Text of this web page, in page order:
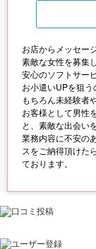
お店からメッセー
素敵な女性を募集
安心のソフトサー
お小遣いUPを狙う
もちろん未経験者
お客様として男性
と、素敵な出会い
業務内容に不安の
スをご納得頂けた
ております。